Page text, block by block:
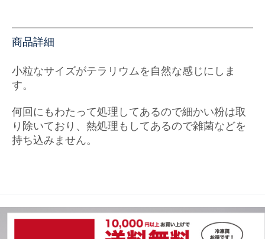
商品詳細
小粒なサイズがテラリウムを自然な感じにしま
す。
何回にもわたって処理してあるので細かい粉は取
り除いており、熱処理もしてあるので雑菌などを
持ち込みません。